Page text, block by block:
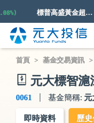
標普高盛黃金超額回報指數
首頁 基金交易資訊
元大標智滬
0061 基金簡稱: 元
即時資料 歷